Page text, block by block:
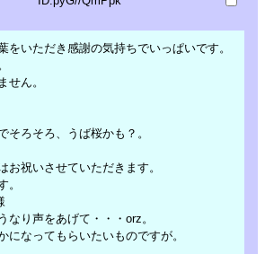
をいただき感謝の気持ちでいっぱいです。
せん。
そろそろ、うば桜かも？。
お祝いさせていただきます。
。
なり声をあげて・・・orz。
になってもらいたいものですが。